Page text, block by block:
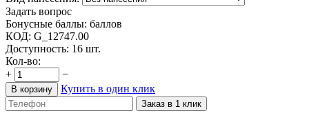
Задать вопрос
Бонусные баллы: баллов
КОД: G_12747.00
Доступность: 16 шт.
Кол-во:
+
−
В корзину Купить в один клик
Заказ в 1 клик